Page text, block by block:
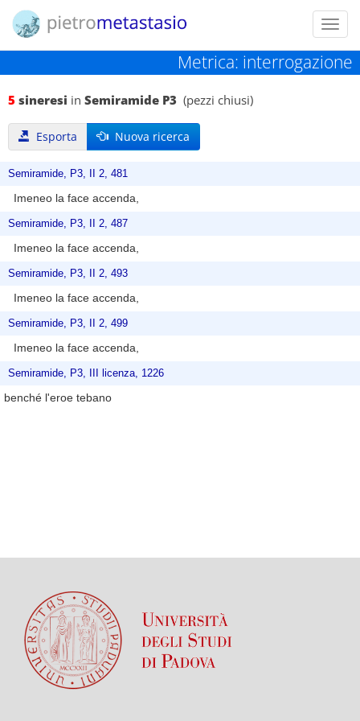
Metrica: interrogazione
5 sineresi in Semiramide P3 (pezzi chiusi)
Esporta Nuova ricerca
Semiramide, P3, II 2, 481
Imeneo la face accenda,
Semiramide, P3, II 2, 487
Imeneo la face accenda,
Semiramide, P3, II 2, 493
Imeneo la face accenda,
Semiramide, P3, II 2, 499
Imeneo la face accenda,
Semiramide, P3, III licenza, 1226
benché l'eroe tebano